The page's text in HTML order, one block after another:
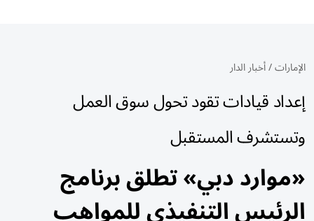
الإمارات/أخبار الدار
إعداد قيادات تقود تحول سوق العمل
وتستشرف المستقبل
«موارد دبي» تطلق برنامج